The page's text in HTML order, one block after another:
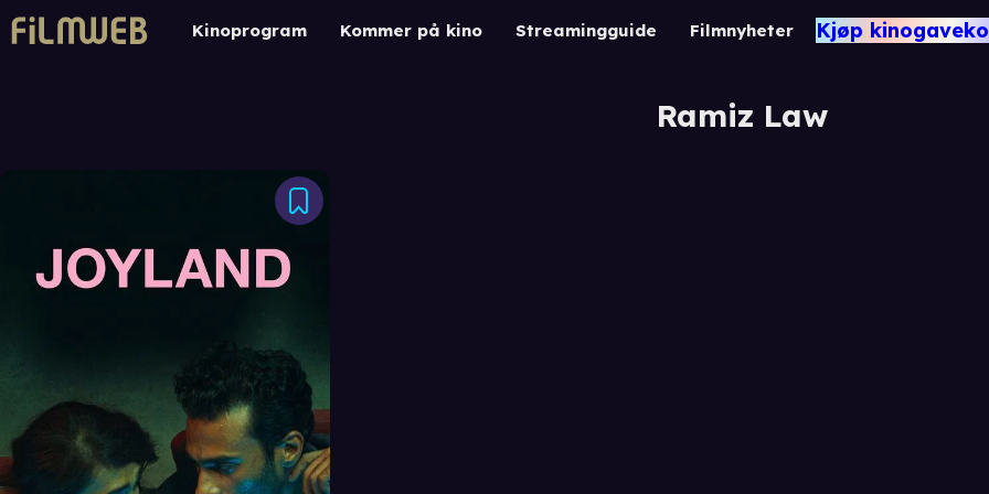
Kinoprogram Kommer på kino Streamingguide Filmnyheter Kjøp
Ramiz Law